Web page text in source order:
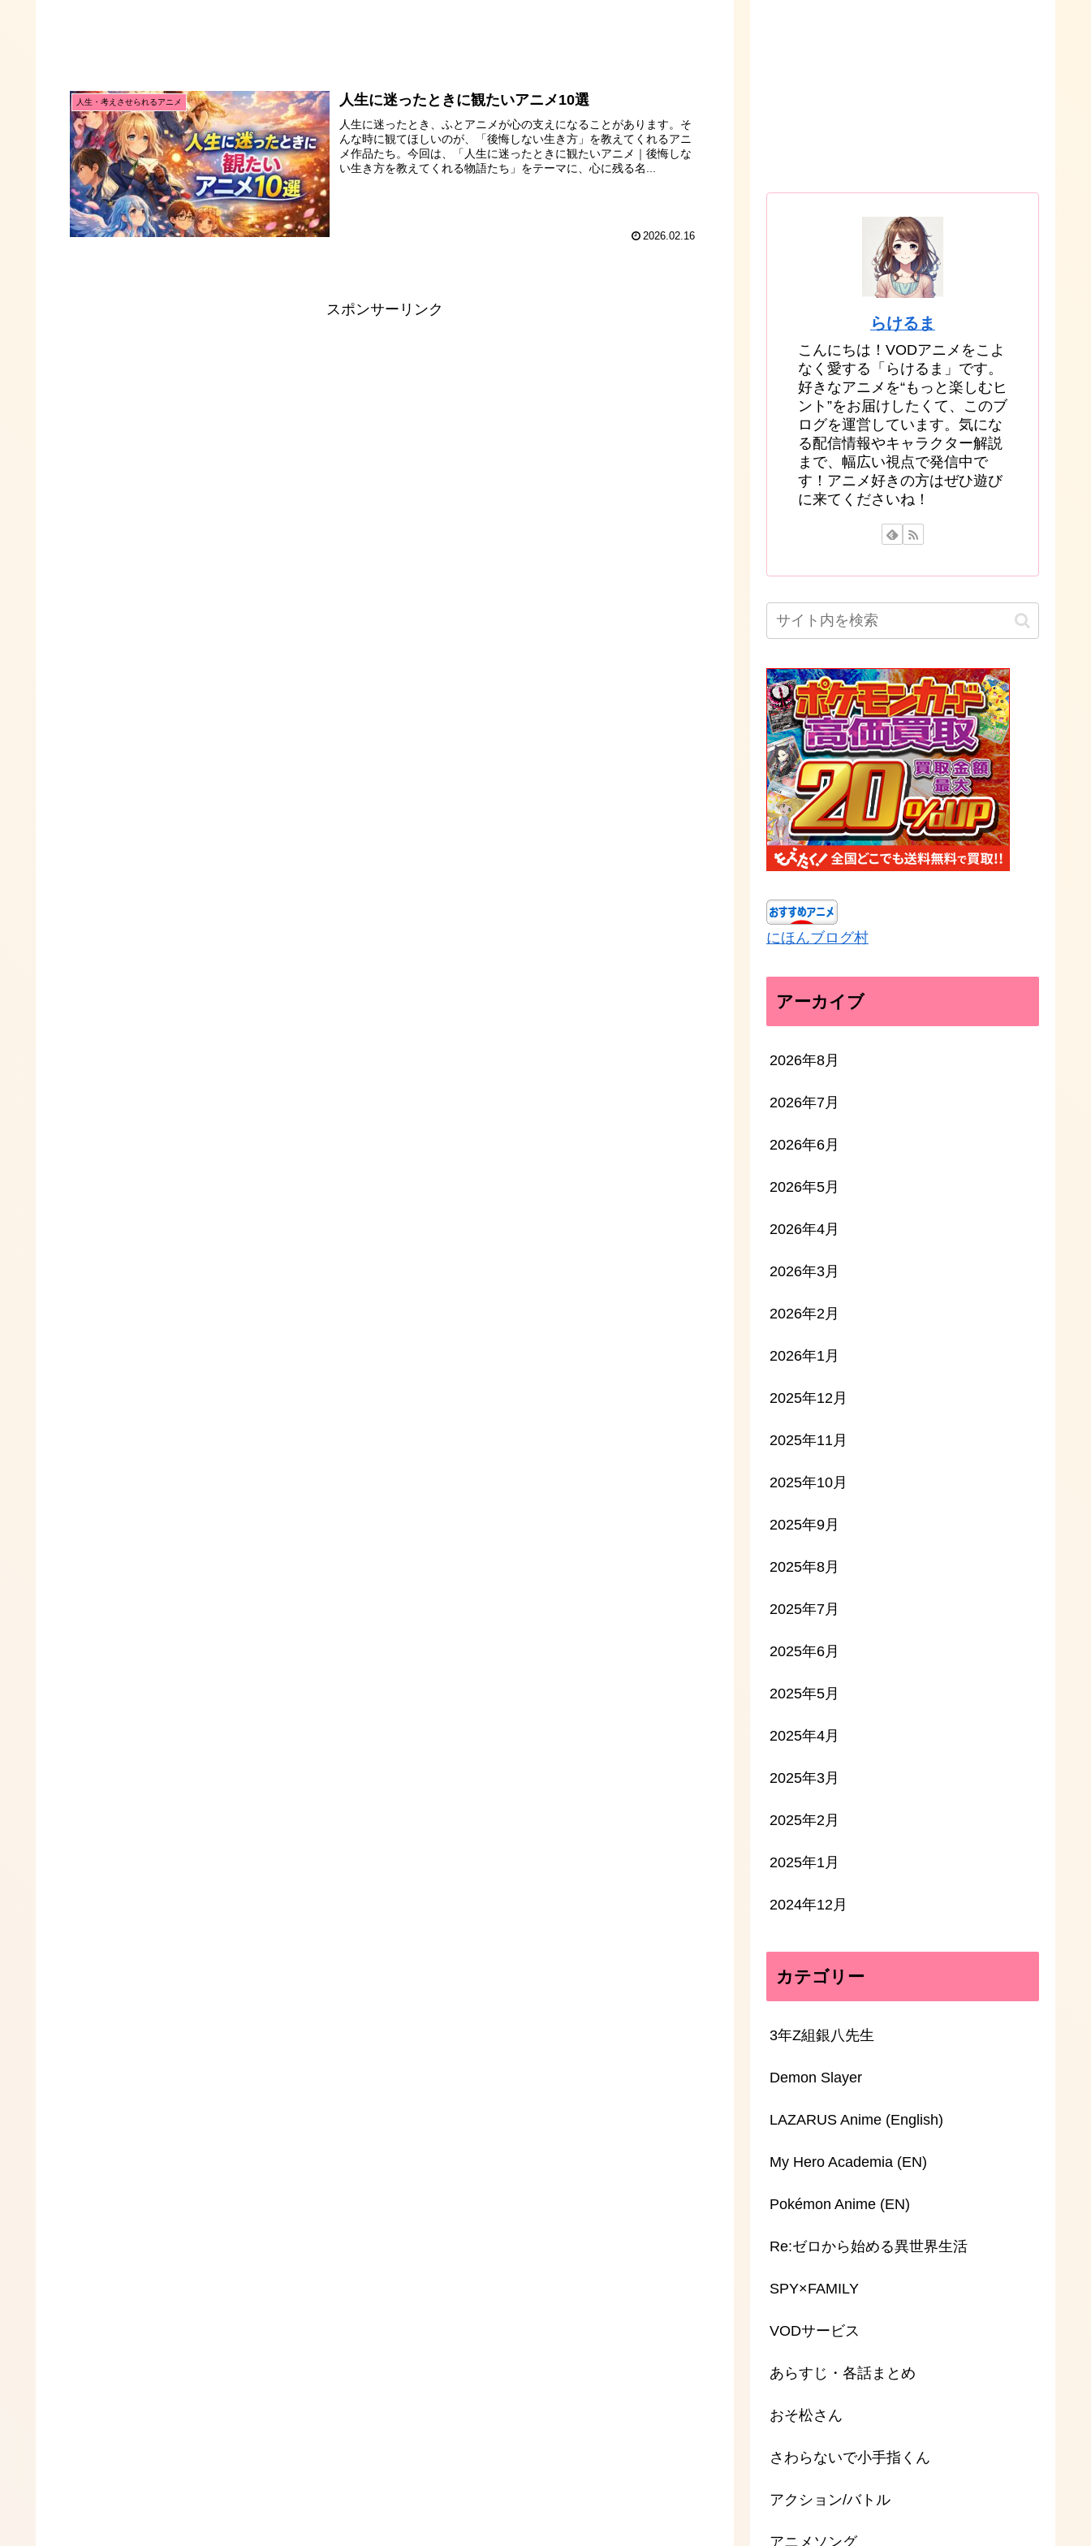
人生・考えさせられるアニメ 人生に迷ったときに観たいアニメ10選
人生に迷ったとき、ふとアニメが心の支えになることがあります。そ
んな時に観てほしいのが、「後悔しない生き方」を教えてくれるアニ
メ作品たち。今回は、「人生に迷ったときに観たいアニメ｜後悔しな
い生き方を教えてくれる物語たち」をテーマに、心に残る名...
2026.02.16
スポンサーリンク
らけるま
こんにちは！VODアニメをこよ
なく愛する「らけるま」です。
好きなアニメを“もっと楽しむヒ
ント”をお届けしたくて、このブ
ログを運営しています。気にな
る配信情報やキャラクター解説
まで、幅広い視点で発信中で
す！アニメ好きの方はぜひ遊び
に来てくださいね！
にほんブログ村
アーカイブ
2026年8月
2026年7月
2026年6月
2026年5月
2026年4月
2026年3月
2026年2月
2026年1月
2025年12月
2025年11月
2025年10月
2025年9月
2025年8月
2025年7月
2025年6月
2025年5月
2025年4月
2025年3月
2025年2月
2025年1月
2024年12月
カテゴリー
3年Z組銀八先生
Demon Slayer
LAZARUS Anime (English)
My Hero Academia (EN)
Pokémon Anime (EN)
Re:ゼロから始める異世界生活
SPY×FAMILY
VODサービス
あらすじ・各話まとめ
おそ松さん
さわらないで小手指くん
アクション/バトル
アニメソング